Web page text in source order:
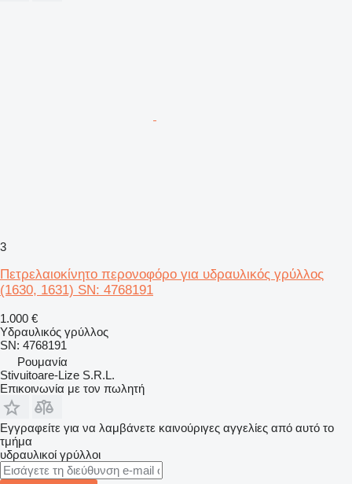
3
Πετρελαιοκίνητο περονοφόρο για υδραυλικός γρύλλος
(1630, 1631) SN: 4768191
1.000 €
Υδραυλικός γρύλλος
SN: 4768191
Ρουμανία
Stivuitoare-Lize S.R.L.
Επικοινωνία με τον πωλητή
Εγγραφείτε για να λαμβάνετε καινούριγες αγγελίες από αυτό το
τμήμα
υδραυλικοί γρύλλοι